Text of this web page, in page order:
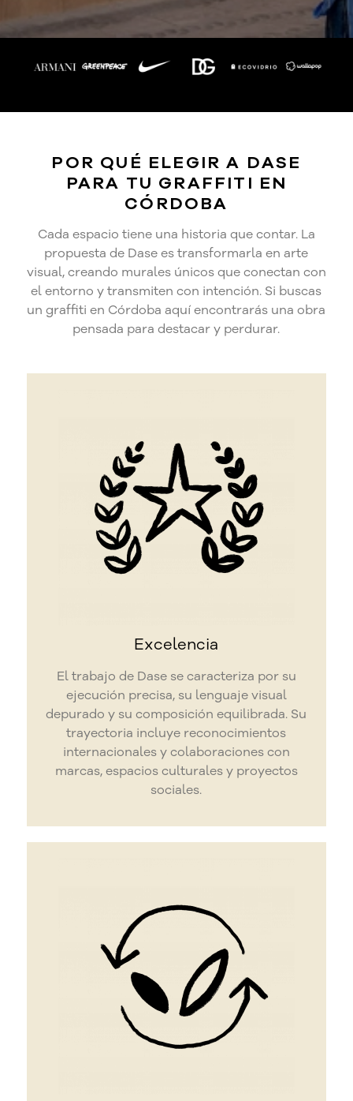
POR QUÉ ELEGIR A DASE
PARA TU GRAFFITI EN
CÓRDOBA
Cada espacio tiene una historia que contar. La
propuesta de Dase es transformarla en arte
visual, creando murales únicos que conectan con
el entorno y transmiten con intención. Si buscas
un graffiti en Córdoba aquí encontrarás una obra
pensada para destacar y perdurar.
Excelencia
El trabajo de Dase se caracteriza por su
ejecución precisa, su lenguaje visual
depurado y su composición equilibrada. Su
trayectoria incluye reconocimientos
internacionales y colaboraciones con
marcas, espacios culturales y proyectos
sociales.